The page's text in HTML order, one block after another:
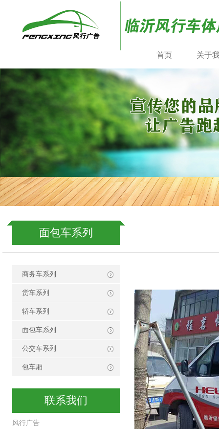
首页 关于
面包车系列
商务车系列
货车系列
轿车系列
面包车系列
公交车系列
包车厢
联系我们
风行广告